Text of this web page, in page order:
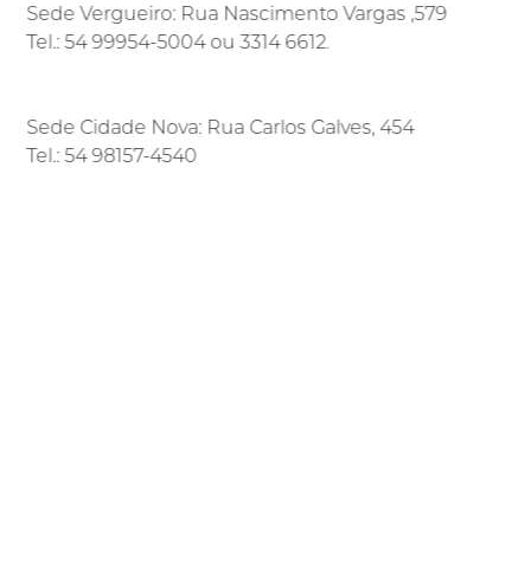
Sede Vergueiro: Rua Nascimento Vargas ,579
Tel.: 54 99954-5004 ou 3314 6612.
Sede Cidade Nova: Rua Carlos Galves, 454
Tel.: 54 98157-4540